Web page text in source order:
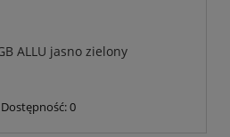
ALLU jasno zielony
Dostępność:0